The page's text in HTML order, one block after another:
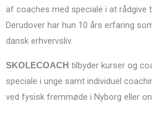
af coaches med speciale i at rådgive
Derudover har hun 10 års erfaring
dansk erhvervsliv.
SKOLECOACH tilbyder kurser og
speciale i unge samt individuel
ved fysisk fremmøde i Nyborg eller